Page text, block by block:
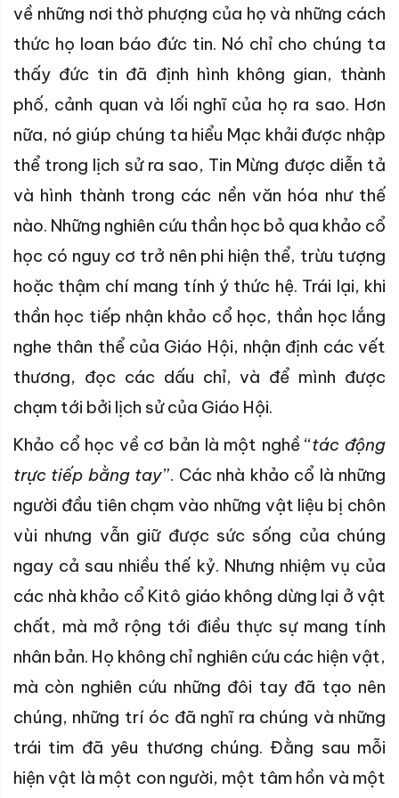
về những nơi thờ phượng của họ và những cách
thức họ loan báo đức tin. Nó chỉ cho chúng ta
thấy đức tin đã định hình không gian, thành
phố, cảnh quan và lối nghĩ của họ ra sao. Hơn
nữa, nó giúp chúng ta hiểu Mạc khải được nhập
thể trong lịch sử ra sao, Tin Mừng được diễn tả
và hình thành trong các nền văn hóa như thế
nào. Những nghiên cứu thần học bỏ qua khảo cổ
học có nguy cơ trở nên phi hiện thể, trừu tượng
hoặc thậm chí mang tính ý thức hệ. Trái lại, khi
thần học tiếp nhận khảo cổ học, thần học lắng
nghe thân thể của Giáo Hội, nhận định các vết
thương, đọc các dấu chỉ, và để mình được
chạm tới bởi lịch sử của Giáo Hội.
Khảo cổ học về cơ bản là một nghề “tác động
trực tiếp bằng tay”. Các nhà khảo cổ là những
người đầu tiên chạm vào những vật liệu bị chôn
vùi nhưng vẫn giữ được sức sống của chúng
ngay cả sau nhiều thế kỷ. Nhưng nhiệm vụ của
các nhà khảo cổ Kitô giáo không dừng lại ở vật
chất, mà mở rộng tới điều thực sự mang tính
nhân bản. Họ không chỉ nghiên cứu các hiện vật,
mà còn nghiên cứu những đôi tay đã tạo nên
chúng, những trí óc đã nghĩ ra chúng và những
trái tim đã yêu thương chúng. Đằng sau mỗi
hiện vật là một con người, một tâm hồn và một